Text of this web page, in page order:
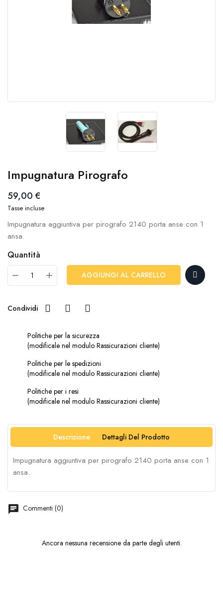
Impugnatura Pirografo
59,00 €
Tasse incluse
Impugnatura aggiuntiva per pirografo 2140 porta anse con 1
ansa.
Quantità
AGGIUNGI AL CARRELLO
Condividi
Politiche per la sicurezza
(modificale nel modulo Rassicurazioni cliente)
Politiche per le spedizioni
(modificale nel modulo Rassicurazioni cliente)
Politiche per i resi
(modificale nel modulo Rassicurazioni cliente)
Descrizione Dettagli Del Prodotto
Impugnatura aggiuntiva per pirografo 2140 porta anse con 1
ansa.
chat Commenti (0)
Ancora nessuna recensione da parte degli utenti.